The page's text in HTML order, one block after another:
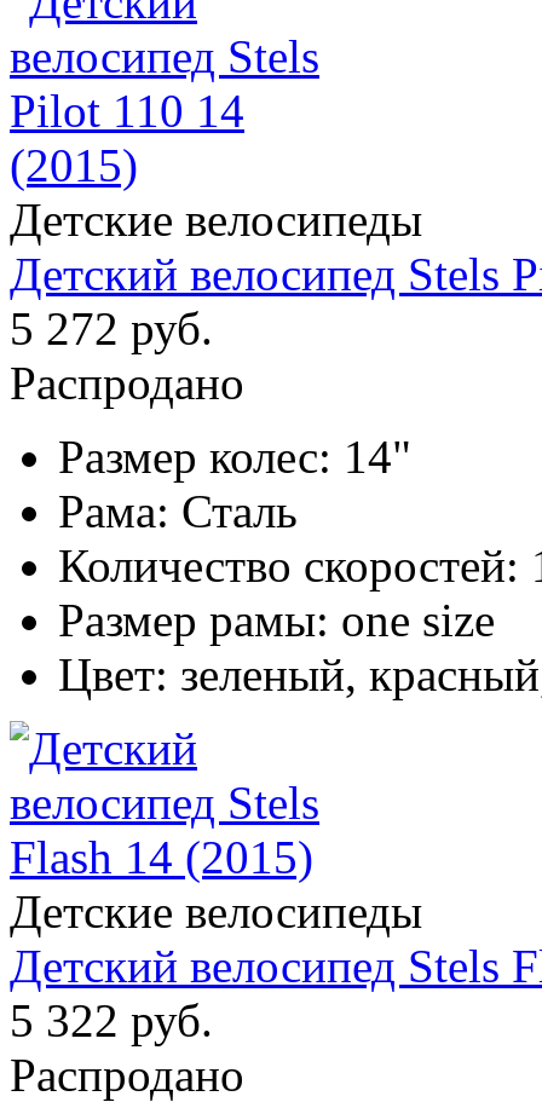
Детские велосипеды
Детский велосипед Stels
5 272 руб.
Распродано
Размер колес: 14"
Рама: Сталь
Количество скоростей:
Размер рамы: one size
Цвет: зеленый,
Детские велосипеды
Детский велосипед Stels
5 322 руб.
Распродано